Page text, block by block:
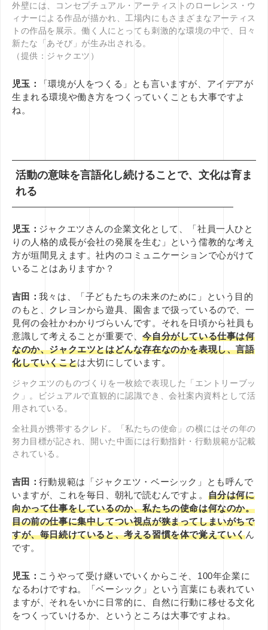
外壁には、コンセプチュアル・アーティストのローレンス・ウ
ィナーによる作品が描かれ、工場内にもさまざまなアーティス
トの作品を展示。働く人にとっても刺激的な環境の中で、日々
新たな「あそび」が生み出される。
（提供：ジャクエツ）
児玉：
「環境が人をつくる」とも言いますが、アイデアが
生まれる環境や働き方をつくっていくことも大事ですよ
ね。
活動の意味を言語化し続けることで、文化は育ま
れる
児玉： ジャクエツさんの企業文化として、「社員一人ひと
りの人格的成長が会社の発展を生む」という儒教的な考え
方が垣間見えます。社内のコミュニケーションで心がけて
いることはありますか？
吉田：我々は、「子どもたちの未来のために」という目的
のもと、クレヨンから遊具、園舎まで扱っているので、一
見何の会社かわかりづらいんです。それを日頃から社員も
意識して考えることが重要で、今自分がしている仕事は何
なのか、ジャクエツとはどんな存在なのかを表現し、言語
化していくことは大切にしています。
ジャクエツのものづくりを一枚絵で表現した「エントリーブッ
ク」。ビジュアルで直観的に認識でき、会社案内資料として活
用されている。
全社員が携帯するクレド。「私たちの使命」の横にはその年の
努力目標が記され、開いた中面には行動指針・行動規範が記載
されている。
吉田：行動規範は「ジャクエツ・ベーシック」とも呼んで
いますが、これを毎日、朝礼で読むんですよ。 自分は何に
向かって仕事をしているのか、私たちの使命は何なのか。
目の前の仕事に集中してつい視点が狭まってしまいがちで
すが、毎日続けていると、考える習慣を体で覚えていくん
です。
児玉： こうやって受け継いでいくからこそ、100年企業に
なるわけですね。「ベーシック」という言葉にも表れてい
ますが、それをいかに日常的に、自然に行動に移せる文化
をつくっていけるか、というところは大事ですよね。